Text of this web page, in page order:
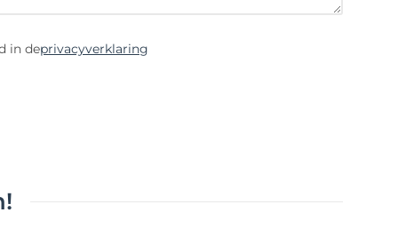
in deprivacyverklaring